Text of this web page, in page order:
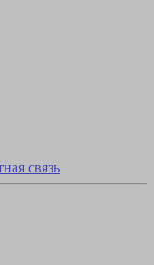
связь